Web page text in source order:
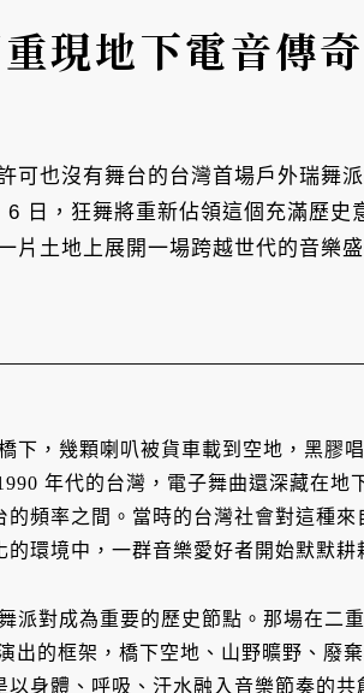
現地下電音傳
也沒有舞台的台灣首場戶外瑞舞
日，狂舞將重新佔領這個充滿歷史
土地上展開一場跨越世代的音樂盛
下，幾顆喇叭被貨車載到空地，黑膠
年代的台灣，電子舞曲還深藏在地
的頻率之間。當時的台灣社會對這種
環境中，一群音樂愛好者開始默默耕
派對成為重要的歷史節點。那場在二
出的框架，橋下空地、山野曠野、廢
身體、呼吸、汗水融入音樂節奏的共